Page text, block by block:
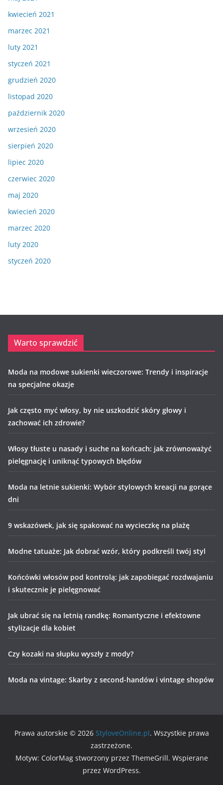
kwiecień 2021
marzec 2021
luty 2021
styczeń 2021
grudzień 2020
listopad 2020
październik 2020
wrzesień 2020
sierpień 2020
lipiec 2020
czerwiec 2020
maj 2020
kwiecień 2020
marzec 2020
luty 2020
styczeń 2020
Warto sprawdzić
Moda na modowe sukienki wieczorowe: Trendy i inspiracje
na specjalne okazje
Jak często myć włosy, by nie uszkodzić skóry głowy i
zachować ich zdrowie?
Włosy tłuste u nasady i suche na końcach: jak zrównoważyć
pielęgnację i uniknąć typowych błędów
Moda na letnie sukienki: Wybór stylowych kreacji na gorące
dni
9 wskazówek, jak się spakować na wycieczkę na plażę
Modne tatuaże: Jak dobrać wzór, który podkreśli twój styl
Końcówki włosów pod kontrolą: jak zapobiegać rozdwajaniu
i skutecznie je pielęgnować
Jak ubrać się na letnią randkę: Romantyczne i efektowne
stylizacje dla kobiet
Czy kozaki na słupku wyszły z mody?
Moda na vintage: Skarby z second-handów i vintage shopów
Prawa autorskie © 2026 StyloveOnline.pl. Wszystkie prawa
zastrzeżone.
Motyw: ColorMag stworzony przez ThemeGrill. Wspierane
przez WordPress.